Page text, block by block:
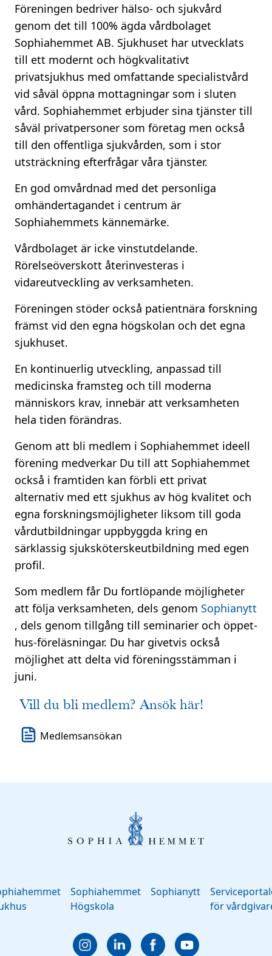
Föreningen bedriver hälso- och sjukvård
genom det till 100% ägda vårdbolaget
Sophiahemmet AB. Sjukhuset har utvecklats
till ett modernt och högkvalitativt
privatsjukhus med omfattande specialistvård
vid såväl öppna mottagningar som i sluten
vård. Sophiahemmet erbjuder sina tjänster till
såväl privatpersoner som företag men också
till den offentliga sjukvården, som i stor
utsträckning efterfrågar våra tjänster.
En god omvårdnad med det personliga
omhändertagandet i centrum är
Sophiahemmets kännemärke.
Vårdbolaget är icke vinstutdelande.
Rörelseöverskott återinvesteras i
vidareutveckling av verksamheten.
Föreningen stöder också patientnära forskning
främst vid den egna högskolan och det egna
sjukhuset.
En kontinuerlig utveckling, anpassad till
medicinska framsteg och till moderna
människors krav, innebär att verksamheten
hela tiden förändras.
Genom att bli medlem i Sophiahemmet ideell
förening medverkar Du till att Sophiahemmet
också i framtiden kan förbli ett privat
alternativ med ett sjukhus av hög kvalitet och
egna forskningsmöjligheter liksom till goda
vårdutbildningar uppbyggda kring en
särklassig sjuksköterskeutbildning med egen
profil.
Som medlem får Du fortlöpande möjligheter
att följa verksamheten, dels genom Sophianytt
, dels genom tillgång till seminarier och öppet-
hus-föreläsningar. Du har givetvis också
möjlighet att delta vid föreningsstämman i
juni.
Vill du bli medlem? Ansök här!
Medlemsansökan
Sophiahemmet
Högskola
Sophianytt
för